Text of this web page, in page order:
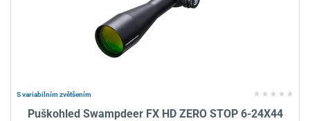
S variabilním zvětšením
Puškohled Swampdeer FX HD ZERO STOP 6-24X44